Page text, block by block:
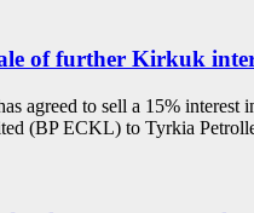
of further Kirkuk
agreed to sell a 15% interest
(BP ECKL) to Tyrkia